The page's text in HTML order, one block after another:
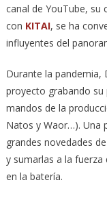
canal de YouTube, su
con KITAI, se ha
influyentes del
Durante la pandemia,
proyecto grabando su
mandos de la
Natos y Waor…). Una
grandes novedades
y sumarlas a la
en la batería.